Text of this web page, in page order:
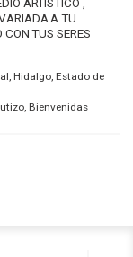
A TU
CON TUS SERES
Hidalgo, Estado de
Bienvenidas